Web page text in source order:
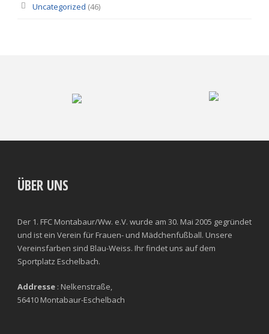
Uncategorized (46)
ÜBER UNS
Der 1. FFC Montabaur/Ww. e.V. wurde am 30. Mai 2005 gegründet
und ist ein Verein für Frauen- und Mädchenfußball. Unsere
Vereinsfarben sind Blau-Weiss. Ihr findet uns auf dem
Sportplatz Eschelbach.
Addresse : Nelkenstraße,
56410 Montabaur-Eschelbach